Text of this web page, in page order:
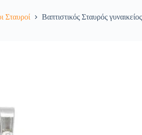
Σταυροί Βαπτιστικός Σταυρός